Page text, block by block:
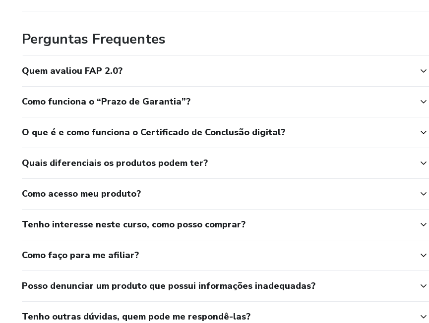
sincroniza com a Terra e o interconecta com outras pessoas, animais e a Terra.
Quando você enche seu coração de energias positivas de alegria, serenidade, harmonia e amor você aumenta o fluxo de
Perguntas Frequentes
Quem avaliou FAP 2.0?
Como funciona o “Prazo de Garantia”?
O que é e como funciona o Certificado de Conclusão digital?
Quais diferenciais os produtos podem ter?
Como acesso meu produto?
Tenho interesse neste curso, como posso comprar?
Como faço para me afiliar?
Posso denunciar um produto que possui informações inadequadas?
Tenho outras dúvidas, quem pode me respondê-las?